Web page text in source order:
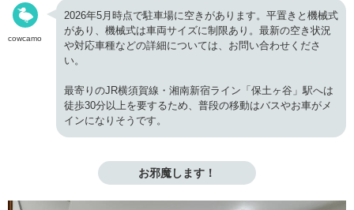
cowcamo
2026年5月時点で駐車場に空きがあります。平置きと機械式
があり、機械式は車両サイズに制限あり。最新の空き状況
や対応車種などの詳細については、お問い合わせくださ
い。
最寄りのJR横須賀線・湘南新宿ライン「保土ヶ谷」駅へは
徒歩30分以上を要するため、普段の移動はバスやお車がメ
インになりそうです。
お邪魔します！